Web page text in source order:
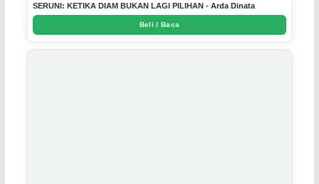
SERUNI: KETIKA DIAM BUKAN LAGI PILIHAN - Arda Dinata
Beli / Baca